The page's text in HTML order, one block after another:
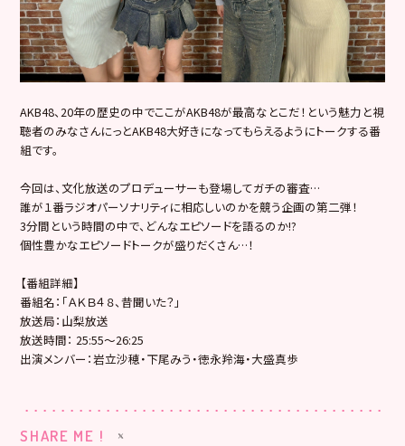
AKB48、20年の歴史の中でここがAKB48が最高なとこだ！という魅力と視
聴者のみなさんにっとAKB48大好きになってもらえるようにトークする番
組です。
今回は、文化放送のプロデューサーも登場してガチの審査…
誰が１番ラジオパーソナリティに相応しいのかを競う企画の第二弾！
3分間という時間の中で、どんなエピソードを語るのか!?
個性豊かなエピソードトークが盛りだくさん…！
【番組詳細】
番組名：「ＡＫＢ４ ８、昔聞いた？」
放送局：山梨放送
放送時間： 25:55〜26:25
出演メンバー：岩立沙穂・下尾みう・徳永羚海・大盛真歩
SHARE ME !